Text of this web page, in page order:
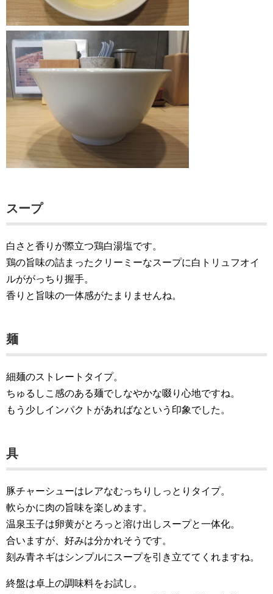
スープ
白さと香りが際立つ鶏白湯塩です。
鶏の旨味の詰まったクリーミーなスープに白トリュフオイ
ルががっちり握手。
香りと旨味の一体感がたまりませんね。
麺
細麺のストレートタイプ。
ちゅるしこ感のある麺でしなやかな啜り心地ですね。
もう少しインパクトがあればなという印象でした。
具
豚チャーシューはレアなむっちりしっとりタイプ。
軟らかに肉の旨味を楽しめます。
温泉玉子は卵黄がとろっと溶け出しスープと一体化。
合いますが、好みは分かれそうです。
刻み青ネギはシンプルにスープを引き立ててくれますね。
終盤は卓上の調味料をお試し。